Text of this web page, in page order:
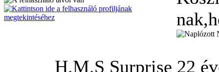
H.M.S Surprise 22